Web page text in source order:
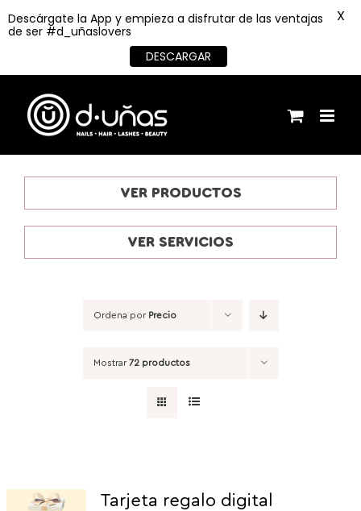
contenido
VER PRODUCTOS
VER SERVICIOS
Ordena por Precio
Mostrar72 productos
Tarjeta regalo digital
Descárgate la App y empieza a disfrutar de las ventajas
de ser #d_uñaslovers
DESCARGAR
X